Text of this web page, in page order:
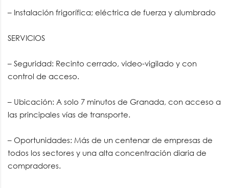
– Instalación frigorífica; eléctrica de fuerza y alumbrado
SERVICIOS
– Seguridad: Recinto cerrado, video-vigilado y con
control de acceso.
– Ubicación: A solo 7 minutos de Granada, con acceso a
las principales vías de transporte.
– Oportunidades: Más de un centenar de empresas de
todos los sectores y una alta concentración diaria de
compradores.